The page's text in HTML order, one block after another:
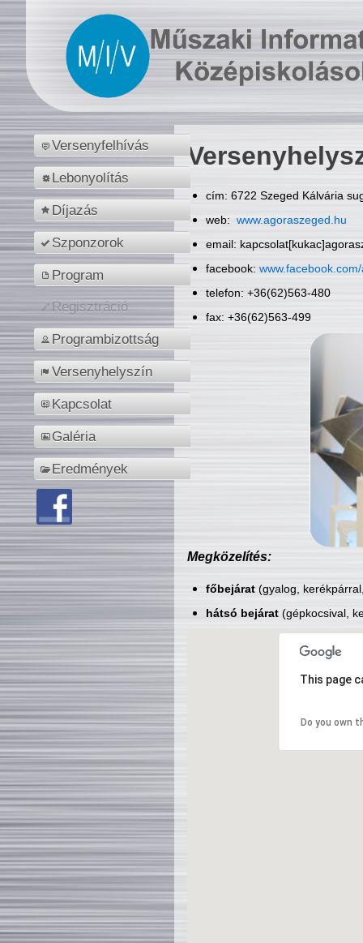
Versenyfelhívás
Lebonyolítás
Díjazás
Szponzorok
Program
Regisztráció
Programbizottság
Versenyhelyszín
Kapcsolat
Galéria
Eredmények
cím: 6722 Szeged Kálvária
web: www.agoraszeged.hu
email:
facebook:
telefon: +36(62)563-480
fax: +36(62)563-499
Megközelítés:
főbejárat(gyalog,
hátsó bejárat(gépkocsival,
This page
Do you own